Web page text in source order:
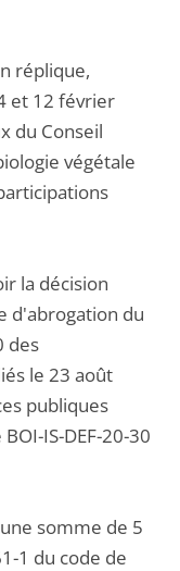
réplique,
et 12 février
du Conseil
végétale
la décision
d'abrogation du
des
le 23 août
publiques
IS-DEF-20-30
somme de 5
1 du code de